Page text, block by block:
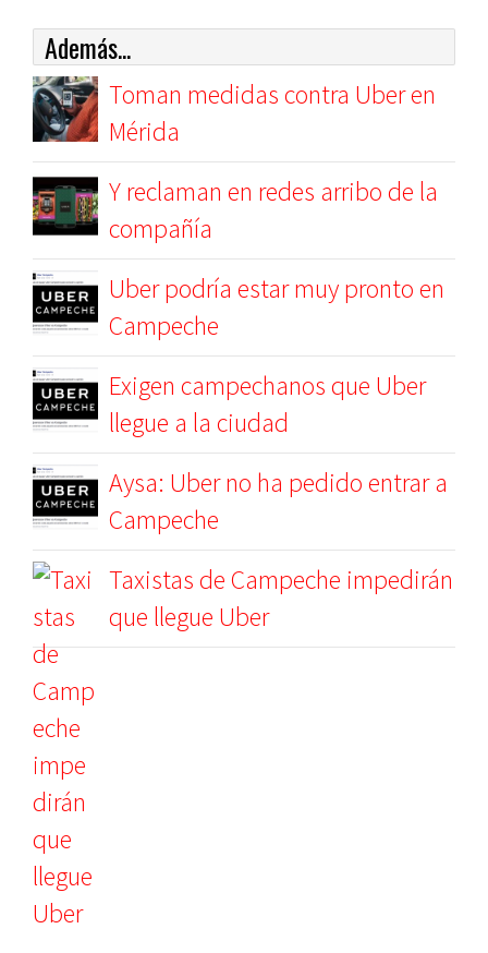
Además...
Toman medidas contra Uber en
Mérida
Y reclaman en redes arribo de la
compañía
Uber podría estar muy pronto en
Campeche
Exigen campechanos que Uber
llegue a la ciudad
Aysa: Uber no ha pedido entrar a
Campeche
Taxistas de Campeche impedirán
que llegue Uber